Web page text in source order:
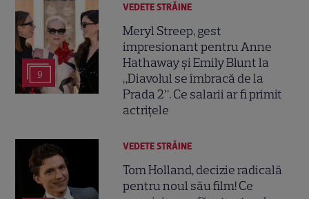
9
VEDETE STRĂINE
Meryl Streep, gest
impresionant pentru Anne
Hathaway și Emily Blunt la
„Diavolul se îmbracă de la
Prada 2”. Ce salarii ar fi primit
actrițele
VEDETE STRĂINE
Tom Holland, decizie radicală
pentru noul său film! Ce